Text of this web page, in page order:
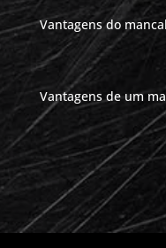
Vantagens do
Vantagens de um